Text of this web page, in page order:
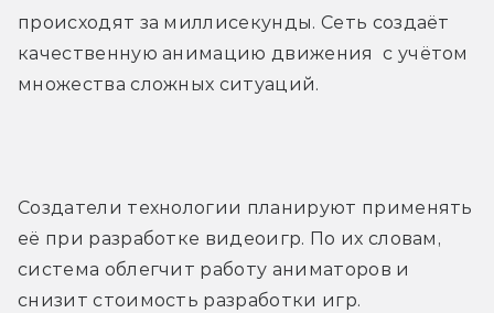
происходят за миллисекунды. Сеть создаёт
качественную анимацию движения  с учётом
множества сложных ситуаций.
Создатели технологии планируют применять
её при разработке видеоигр. По их словам,
система облегчит работу аниматоров и
снизит стоимость разработки игр.